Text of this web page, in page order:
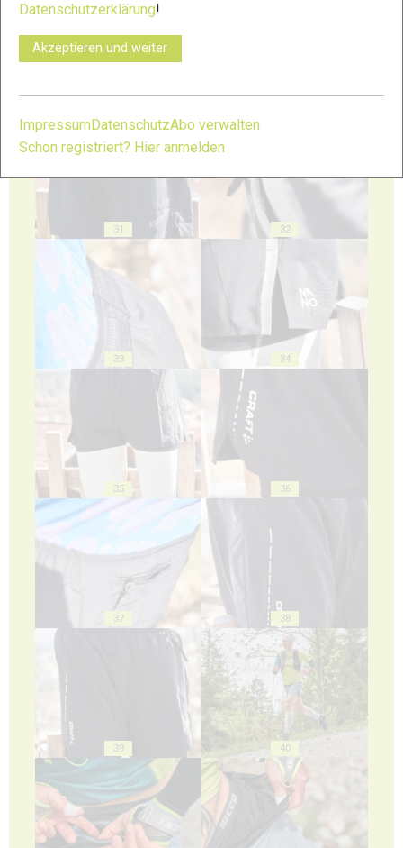
29 30
31 32
33 34
35 36
37 38
39 40
Datenschutzerklärung!
Akzeptieren und weiter
Impressum DatenschutzAbo verwalten
Schon registriert? Hier anmelden